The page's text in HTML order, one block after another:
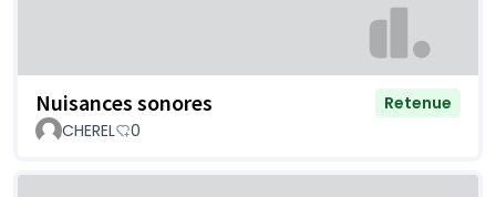
Nuisances sonores
Retenue
CHEREL
0